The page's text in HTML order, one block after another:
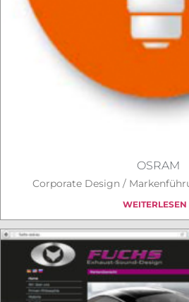
OSRAM
Corporate Design /
WEITERLESEN